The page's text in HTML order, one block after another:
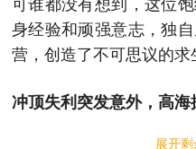
可谁都没有想到，这位
身经验和顽强意志，独
营，创造了不可思议的求
冲顶失利突发意外，高
展开剩